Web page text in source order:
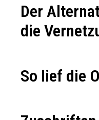
Der
die
So lief die